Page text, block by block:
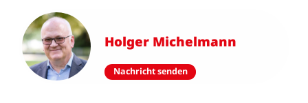
Holger Michelmann
Nachricht senden